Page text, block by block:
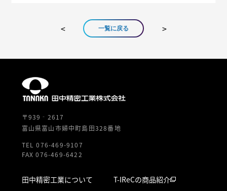
一覧に戻る
〒939‐2617
富山県富山市婦中町島田328番地
TEL 076-469-9107
FAX 076-469-6422
田中精密工業について T-IReCの商品紹介